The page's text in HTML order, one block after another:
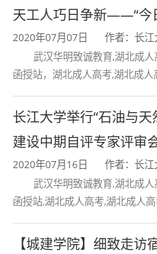
开发网站如武科大试卷
名系统；获得多项国家
馆微信公众号问答库，
正如领航工作室宗旨“
展现，该团队表示将继
未来，展现科大风采。
天工人巧日争新——“今
2020年07月07日
作者：长江
武汉华明致诚教育,湖北成
函授站，湖北成人高考,湖北成
长江大学举行“石油与
建设中期自评专家评审
2020年07月16日
作者：长江
武汉华明致诚教育,湖北成
函授站,湖北成人高考,湖北成人
【城建学院】细致走访